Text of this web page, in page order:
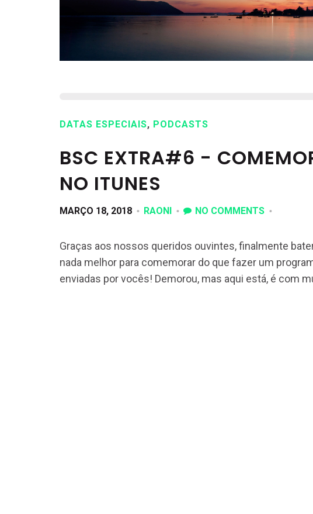
DATAS ESPECIAIS, PODCASTS
BSC EXTRA#6 -
NO ITUNES
MARÇO 18, 2018 RAONI NO COMMENTS
Graças aos nossos queridos ouvintes, finalmente
nada melhor para comemorar do que fazer um
enviadas por vocês! Demorou, mas aqui está, é com